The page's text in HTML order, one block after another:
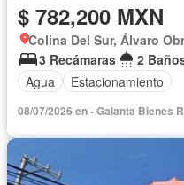
$ 782,200 MXN
Colina Del Sur, Álvaro
3 Recámaras
2
Agua
Estacionamiento
08/07/2026 en - Galanta Bienes